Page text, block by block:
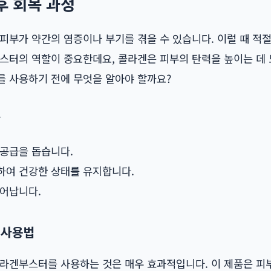
부가 약간의 염증이나 부기를 겪을 수 있습니다. 이럴 때 적
터의 역할이 중요한데요, 콜라겐은 피부의 탄력을 높이는 데
사용하기 전에 무엇을 알아야 할까요?
급을 돕습니다.
여 건강한 상태를 유지합니다.
납니다.
용법
겐부스터를 사용하는 것은 매우 효과적입니다. 이 제품은 피